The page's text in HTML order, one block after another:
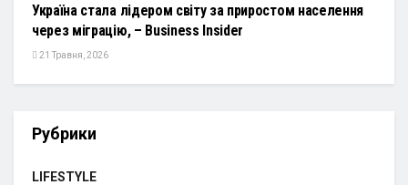
Україна стала лідером світу за приростом населення
через міграцію, – Business Insider
21 Травня, 2026
Рубрики
LIFESTYLE